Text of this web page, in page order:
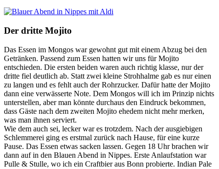
Der dritte Mojito
Das Essen im Mongos war gewohnt gut mit einem Abzug bei den
Getränken. Passend zum Essen hatten wir uns für Mojito
entschieden. Die ersten beiden waren auch richtig klasse, nur der
dritte fiel deutlich ab. Statt zwei kleine Strohhalme gab es nur einen
zu langen und es fehlt auch der Rohrzucker. Dafür hatte der Mojito
dann eine verwässerte Note. Dem Mongos will ich im Prinzip nichts
unterstellen, aber man könnte durchaus den Eindruck bekommen,
dass Gäste nach dem zweiten Mojito ehedem nicht mehr merken,
was man ihnen serviert.
Wie dem auch sei, lecker war es trotzdem. Nach der ausgiebigen
Schlemmerei ging es erstmal zurück nach Hause, für eine kurze
Pause. Das Essen etwas sacken lassen. Gegen 18 Uhr brachen wir
dann auf in den Blauen Abend in Nippes. Erste Anlaufstation war
Pulle & Stulle, wo ich ein Craftbier aus Bonn probierte. Indian Pale